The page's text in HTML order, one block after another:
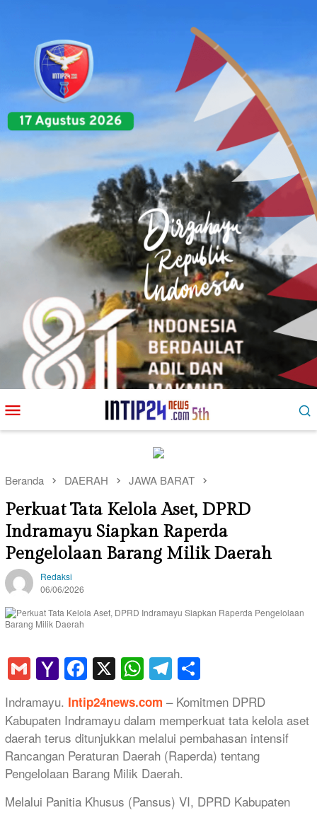
ke
kontenMobile
Beranda DAERAH JAWA BARAT
Perkuat Tata Kelola Aset, DPRD
Indramayu Siapkan Raperda
Pengelolaan Barang Milik Daerah
Redaksi
06/06/2026
GmailYahoo
Mail
Facebook
X WhatsApp
Telegram
Indramayu. Intip24news.com – Komitmen DPRD
Kabupaten Indramayu dalam memperkuat tata kelola aset
daerah terus ditunjukkan melalui pembahasan intensif
Rancangan Peraturan Daerah (Raperda) tentang
Pengelolaan Barang Milik Daerah.
Melalui Panitia Khusus (Pansus) VI, DPRD Kabupaten